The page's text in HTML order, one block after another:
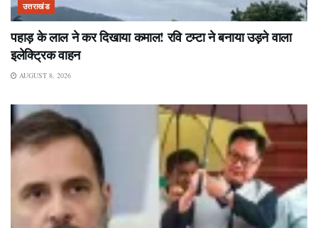
उत्तराखंड
पहाड़ के लाल ने कर दिखाया कमाल! रवि टम्टा ने बनाया उड़ने वाला
इलेक्ट्रिक वाहन
AUGUST 8, 2026